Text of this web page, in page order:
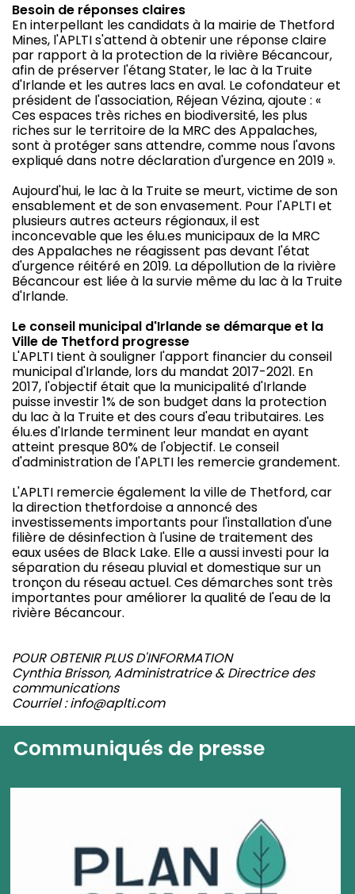
Besoin de réponses claires
En interpellant les candidats à la mairie de Thetford
Mines, l'APLTI s'attend à obtenir une réponse claire
par rapport à la protection de la rivière Bécancour,
afin de préserver l'étang Stater, le lac à la Truite
d'Irlande et les autres lacs en aval. Le cofondateur et
président de l'association, Réjean Vézina, ajoute : «
Ces espaces très riches en biodiversité, les plus
riches sur le territoire de la MRC des Appalaches,
sont à protéger sans attendre, comme nous l'avons
expliqué dans notre déclaration d'urgence en 2019 ».
Aujourd'hui, le lac à la Truite se meurt, victime de son
ensablement et de son envasement. Pour l'APLTI et
plusieurs autres acteurs régionaux, il est
inconcevable que les élu.es municipaux de la MRC
des Appalaches ne réagissent pas devant l'état
d'urgence réitéré en 2019. La dépollution de la rivière
Bécancour est liée à la survie même du lac à la Truite
d'Irlande.
Le conseil municipal d'Irlande se démarque et la
Ville de Thetford progresse
L'APLTI tient à souligner l'apport financier du conseil
municipal d'Irlande, lors du mandat 2017-2021. En
2017, l'objectif était que la municipalité d'Irlande
puisse investir 1% de son budget dans la protection
du lac à la Truite et des cours d'eau tributaires. Les
élu.es d'Irlande terminent leur mandat en ayant
atteint presque 80% de l'objectif. Le conseil
d'administration de l'APLTI les remercie grandement.
L'APLTI remercie également la ville de Thetford, car
la direction thetfordoise a annoncé des
investissements importants pour l'installation d'une
filière de désinfection à l'usine de traitement des
eaux usées de Black Lake. Elle a aussi investi pour la
séparation du réseau pluvial et domestique sur un
tronçon du réseau actuel. Ces démarches sont très
importantes pour améliorer la qualité de l'eau de la
rivière Bécancour.
POUR OBTENIR PLUS D'INFORMATION
Cynthia Brisson, Administratrice & Directrice des
communications
Courriel : info@aplti.com
Communiqués de presse